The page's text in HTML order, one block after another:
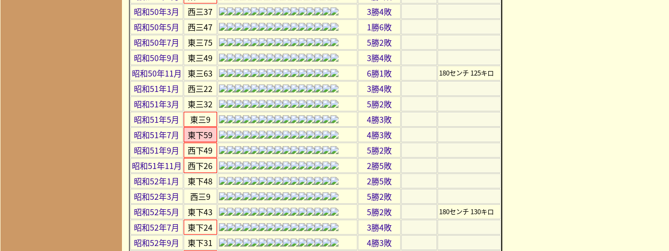
昭和50年3月
西三37
3勝4敗
昭和50年5月
西三47
1勝6敗
昭和50年7月
東三75
5勝2敗
昭和50年9月
東三49
3勝4敗
昭和50年11月
東三63 6勝1敗 180センチ 125キロ
昭和51年1月 西三22
3勝4敗
昭和51年3月
東三32
5勝2敗
昭和51年5月
東三9
4勝3敗
昭和51年7月
東下59
4勝3敗
昭和51年9月
西下49
5勝2敗
昭和51年11月
西下26
2勝5敗
昭和52年1月
東下48
2勝5敗
昭和52年3月
西三9
5勝2敗
昭和52年5月
東下43 5勝2敗 180センチ 130キロ
昭和52年7月 東下24
3勝4敗
昭和52年9月
東下31
4勝3敗